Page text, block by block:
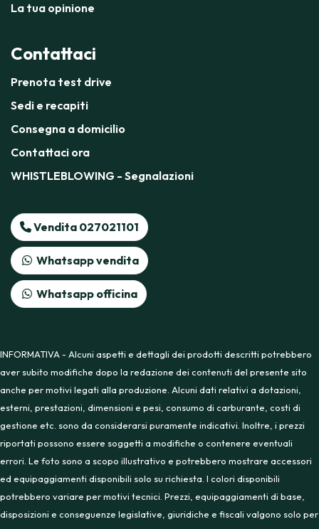
La tua opinione
Contattaci
Prenota test drive
Sedi e recapiti
Consegna a domicilio
Contattaci ora
WHISTLEBLOWING - Segnalazioni
Vendita 027021101
Whatsapp vendita
Whatsapp officina
INFORMATIVA - Alcuni aspetti e dettagli dei prodotti descritti potrebbero
aver subito modifiche dopo la redazione dei contenuti del presente sito
anche per motivi legati alla produzione. Alcuni dati relativi a dotazioni,
esterni, prestazioni, dimensioni e pesi, consumo di carburante, costi di
gestione etc. sono da considerarsi puramente indicativi. Inoltre, i prezzi
riportati possono essere soggetti a modifiche o contenere eventuali
errori. Le foto sono a scopo illustrativo e potrebbero mostrare accessori
ed equipaggiamenti disponibili solo su richiesta. I colori disponibili
potrebbero variare per motivi tecnici. Prezzi, equipaggiamenti di base,
disposizioni e conseguenze legislative, giuridiche e fiscali valgono solo per